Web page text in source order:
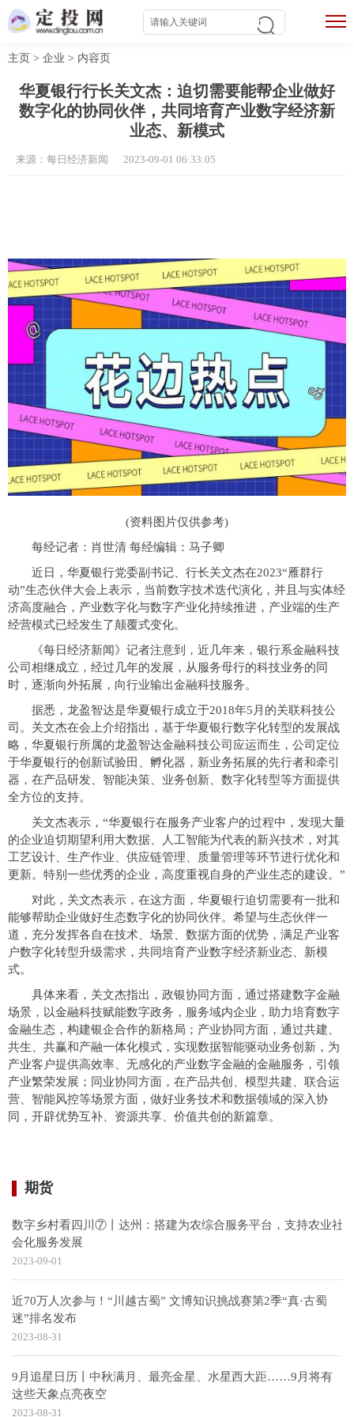
主页 > 企业 > 内容页
华夏银行行长关文杰：迫切需要能帮企业做好
数字化的协同伙伴，共同培育产业数字经济新
业态、新模式
来源：每日经济新闻 2023-09-01 06:33:05
(资料图片仅供参考)
每经记者：肖世清 每经编辑：马子卿
近日，华夏银行党委副书记、行长关文杰在2023“雁群行
动”生态伙伴大会上表示， 当前数字技术迭代演化，并且与实体经
济高度融合，产业数字化与数字产业化持续推进，产业端的生产
经营模式已经发生了颠覆式变化。
《每日经济新闻》记者注意到，近几年来，银行系金融科技
公司相继成立，经过几年的发展，从服务母行的科技业务的同
时，逐渐向外拓展，向行业输出金融科技服务。
据悉，龙盈智达是华夏银行成立于2018年5月的关联科技公
司。关文杰在会上介绍指出，基于华夏银行数字化转型的发展战
略，华夏银行所属的龙盈智达金融科技公司应运而生，公司定位
于华夏银行的创新试验田、孵化器，新业务拓展的先行者和牵引
器，在产品研发、智能决策、业务创新、数字化转型等方面提供
全方位的支持。
关文杰表示，“华夏银行在服务产业客户的过程中，发现大量
的企业迫切期望利用大数据、人工智能为代表的新兴技术，对其
工艺设计、生产作业、供应链管理、质量管理等环节进行优化和
更新。特别一些优秀的企业，高度重视自身的产业生态的建设。”
对此，关文杰表示，在这方面，华夏银行迫切需要有一批和
能够帮助企业做好生态数字化的协同伙伴。希望与生态伙伴一
道，充分发挥各自在技术、场景、数据方面的优势，满足产业客
户数字化转型升级需求，共同培育产业数字经济新业态、新模
式。
具体来看，关文杰指出， 政银协同方面， 通过搭建数字金融
场景，以金融科技赋能数字政务，服务域内企业，助力培育数字
金融生态，构建银企合作的新格局； 产业协同方面， 通过共建、
共生、共赢和产融一体化模式，实现数据智能驱动业务创新，为
产业客户提供高效率、无感化的产业数字金融的金融服务，引领
产业繁荣发展； 同业协同方面， 在产品共创、模型共建、联合运
营、智能风控等场景方面，做好业务技术和数据领域的深入协
同，开辟优势互补、资源共享、价值共创的新篇章。
期货
数字乡村看四川⑦丨达州：搭建为农综合服务平台，支持农业社
会化服务发展
2023-09-01
近70万人次参与！“川越古蜀” 文博知识挑战赛第2季“真·古蜀
迷”排名发布
2023-08-31
9月追星日历丨中秋满月、最亮金星、水星西大距……9月将有
这些天象点亮夜空
2023-08-31